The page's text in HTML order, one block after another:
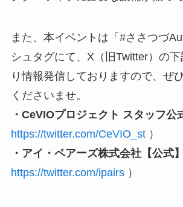
また、本イベントは「#ささつづ
シュタグにて、X（旧Twitter）の
り情報発信しておりますので、ぜ
くださいませ。
・CeVIOプロジェクト スタッフ公
https://twitter.com/CeVIO_st）
・アイ・ペアーズ株式会社【公式】
https://twitter.com/ipairs）